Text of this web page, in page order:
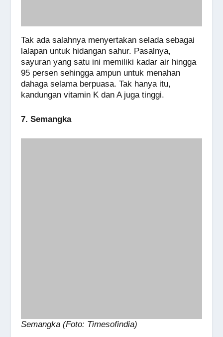
Tak ada salahnya menyertakan selada sebagai
lalapan untuk hidangan sahur. Pasalnya,
sayuran yang satu ini memiliki kadar air hingga
95 persen sehingga ampun untuk menahan
dahaga selama berpuasa. Tak hanya itu,
kandungan vitamin K dan A juga tinggi.
7. Semangka
Semangka (Foto: Timesofindia)